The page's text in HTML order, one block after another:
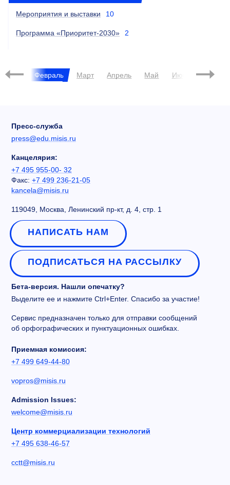
Мероприятия и выставки 10
Программа «Приоритет-2030» 2
Февраль Март Апрель Май Июнь Июль
Пресс-служба
press@edu.misis.ru
Канцелярия:
+7 495 955-00- 32
Факс: +7 499 236-21-05
kancela@misis.ru
119049, Москва, Ленинский пр-кт, д. 4, стр. 1
НАПИСАТЬ НАМ
ПОДПИСАТЬСЯ НА РАССЫЛКУ
Бета-версия. Нашли опечатку?
Выделите ее и нажмите Ctrl+Enter. Спасибо за участие!
Сервис предназначен только для отправки сообщений
об орфографических и пунктуационных ошибках.
Приемная комиссия:
+7 499 649-44-80
vopros@misis.ru
Admission Issues:
welcome@misis.ru
Центр коммерциализации технологий
+7 495 638-46-57
cctt@misis.ru